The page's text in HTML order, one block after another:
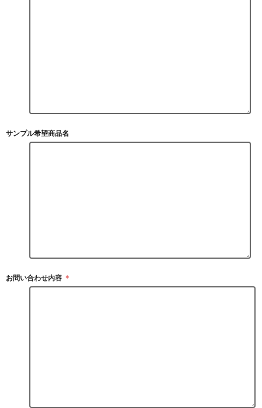
サンプル希望商品名
お問い合わせ内容 ＊